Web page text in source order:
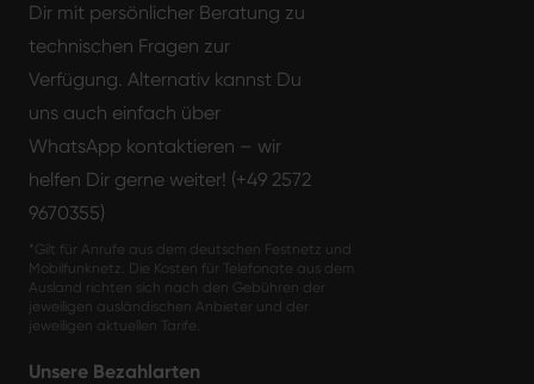
Dir mit persönlicher Beratung zu
technischen Fragen zur
Verfügung. Alternativ kannst Du
uns auch einfach über
WhatsApp kontaktieren – wir
helfen Dir gerne weiter! (+49 2572
9670355)
*Gilt für Anrufe aus dem deutschen Festnetz und
Mobilfunknetz. Die Kosten für Telefonate aus dem
Ausland richten sich nach den Gebühren der
jeweiligen ausländischen Anbieter und der
jeweiligen aktuellen Tarife.
Unsere Bezahlarten